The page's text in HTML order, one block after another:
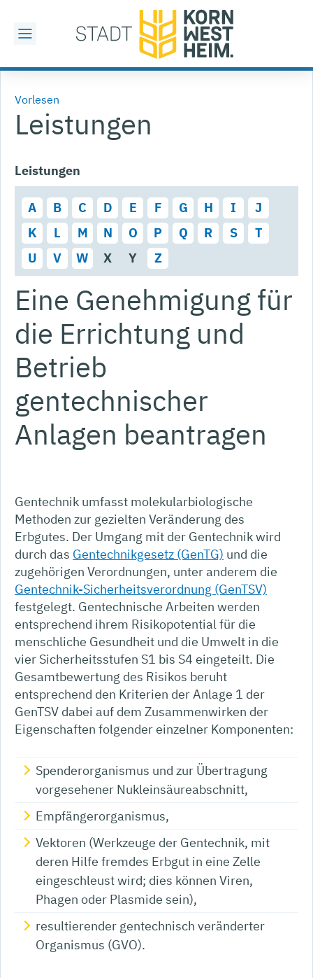
Vorlesen
Leistungen
Leistungen
A B C D E F G H I
J
K
L M N O P Q R S
T
U
V W X Y Z
Eine Genehmigung für
die Errichtung und
Betrieb
gentechnischer
Anlagen beantragen
Gentechnik umfasst molekularbiologische
Methoden zur gezielten Veränderung des
Erbgutes. Der Umgang mit der Gentechnik wird
durch das Gentechnikgesetz (GenTG) und die
zugehörigen Verordnungen, unter anderem die
Gentechnik-Sicherheitsverordnung (GenTSV)
festgelegt. Gentechnische Arbeiten werden
entsprechend ihrem Risikopotential für die
menschliche Gesundheit und die Umwelt in die
vier Sicherheitsstufen S1 bis S4 eingeteilt. Die
Gesamtbewertung des Risikos beruht
entsprechend den Kriterien der Anlage 1 der
GenTSV dabei auf dem Zusammenwirken der
Eigenschaften folgender einzelner Komponenten:
Spenderorganismus und zur Übertragung
vorgesehener Nukleinsäureabschnitt,
Empfängerorganismus,
Vektoren (Werkzeuge der Gentechnik, mit
deren Hilfe fremdes Erbgut in eine Zelle
eingeschleust wird; dies können Viren,
Phagen oder Plasmide sein),
resultierender gentechnisch veränderter
Organismus (GVO).